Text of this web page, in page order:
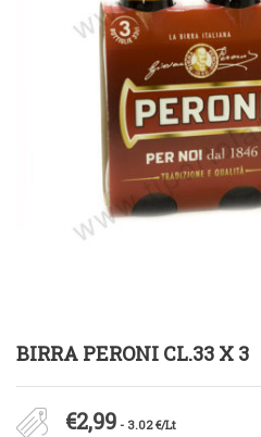
BIRRA PERONI CL.33 X 3
€2,99 - 3.02 €/Lt